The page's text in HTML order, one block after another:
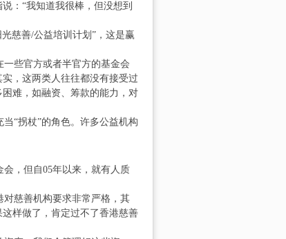
：“我知道我很棒，但没想到
慈善/公益培训计划”，这是赢
些官方或者半官方的基金会
，这两类人往往都没有接受过
难，如融资、筹款的能力，对
“拐杖”的角色。许多公益机构
，但自05年以来，就有人质
慈善机构要求非常严格，其
样做了，肯定过不了香港慈善